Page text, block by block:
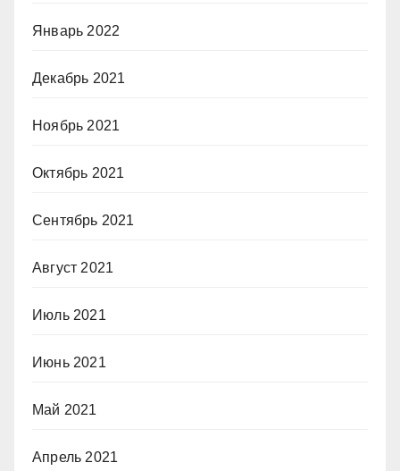
Январь 2022
Декабрь 2021
Ноябрь 2021
Октябрь 2021
Сентябрь 2021
Август 2021
Июль 2021
Июнь 2021
Май 2021
Апрель 2021